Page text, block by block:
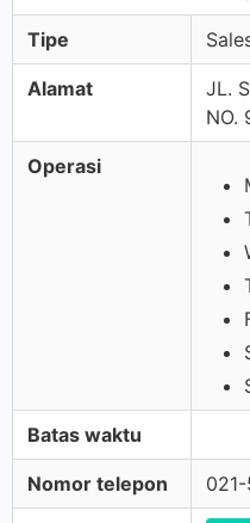
Tipe
Alamat
JL.
NO.
Operasi
Batas waktu
Nomor telepon